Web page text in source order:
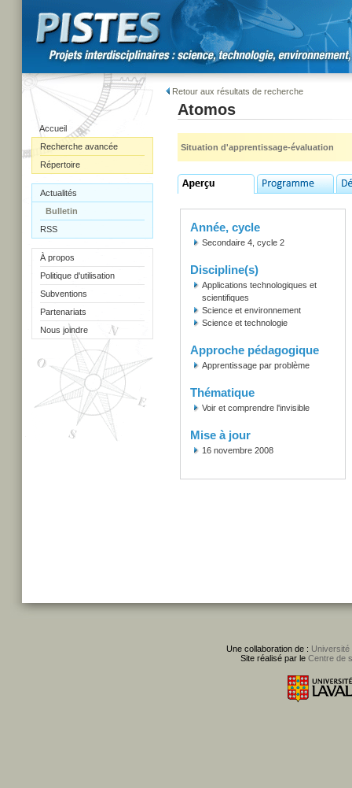
Accueil
Recherche avancée
Répertoire
Actualités
Bulletin
RSS
À propos
Politique d'utilisation
Subventions
Partenariats
Nous joindre
Retour aux résultats de recherche
Atomos
Situation d'apprentissage-évaluation
Année, cycle
Secondaire 4, cycle 2
Discipline(s)
Applications technologiques et
scientifiques
Science et environnement
Science et technologie
Approche pédagogique
Apprentissage par problème
Thématique
Voir et comprendre l'invisible
Mise à jour
16 novembre 2008
Une collaboration de : Université
Site réalisé par le Centre de